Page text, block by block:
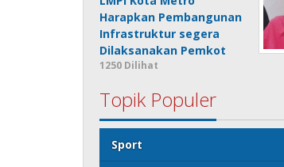
Harapkan Pembangunan
Infrastruktur segera
Dilaksanakan Pemkot
1250 Dilihat
Topik Populer
Sport